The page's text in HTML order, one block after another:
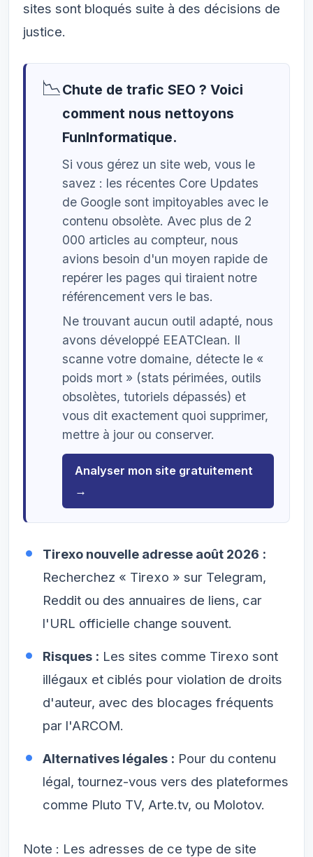
sites sont bloqués suite à des décisions de
justice.
📉Chute de trafic SEO ? Voici
comment nous nettoyons
FunInformatique.
Si vous gérez un site web, vous le
savez : les récentes Core Updates
de Google sont impitoyables avec le
contenu obsolète. Avec plus de 2
000 articles au compteur, nous
avions besoin d'un moyen rapide de
repérer les pages qui tiraient notre
référencement vers le bas.
Ne trouvant aucun outil adapté, nous
avons développé EEATClean. Il
scanne votre domaine, détecte le «
poids mort » (stats périmées, outils
obsolètes, tutoriels dépassés) et
vous dit exactement quoi supprimer,
mettre à jour ou conserver.
Analyser mon site gratuitement
→
Tirexo nouvelle adresse août 2026 :
Recherchez « Tirexo » sur Telegram,
Reddit ou des annuaires de liens, car
l'URL officielle change souvent.
Risques : Les sites comme Tirexo sont
illégaux et ciblés pour violation de droits
d'auteur, avec des blocages fréquents
par l'ARCOM.
Alternatives légales : Pour du contenu
légal, tournez-vous vers des plateformes
comme Pluto TV, Arte.tv, ou Molotov.
Note : Les adresses de ce type de site